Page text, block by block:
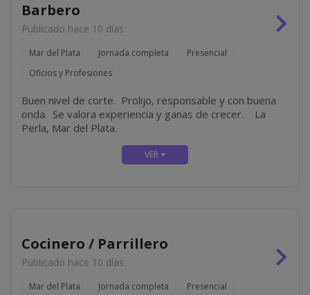
Barbero
Publicado hace 10 días
Mar del Plata Jornada completa
Presencial
Oficios y Profesiones
Buen nivel de corte. Prolijo, responsable y con buena
onda. Se valora experiencia y ganas de crecer. La
Perla, Mar del Plata.
Cocinero / Parrillero
Publicado hace 10 días
Mar del Plata Jornada completa
Presencial